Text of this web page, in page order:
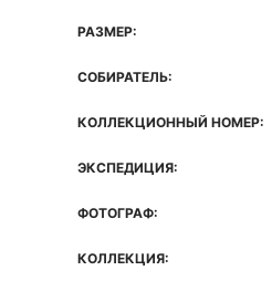
РАЗМЕР:
СОБИРАТЕЛЬ:
КОЛЛЕКЦИОННЫЙ НОМЕР:
ЭКСПЕДИЦИЯ:
ФОТОГРАФ:
КОЛЛЕКЦИЯ: